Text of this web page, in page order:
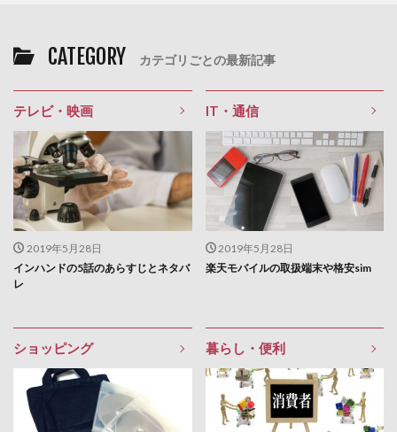
CATEGORY カテゴリごとの最新記事
テレビ・映画
2019年5月28日
インハンドの5話のあらすじとネタバ
レ
IT・通信
2019年5月28日
楽天モバイルの取扱端末や格安sim
ショッピング 暮らし・便利